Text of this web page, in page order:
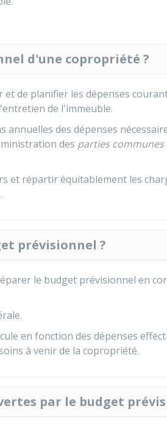
d'une copropriété ?
de planifier les dépenses
de l'immeuble.
des dépenses
des parties communes
et répartir équitablement les
prévisionnel ?
le budget prévisionnel en
en fonction des dépenses
à venir de la copropriété.
par le budget